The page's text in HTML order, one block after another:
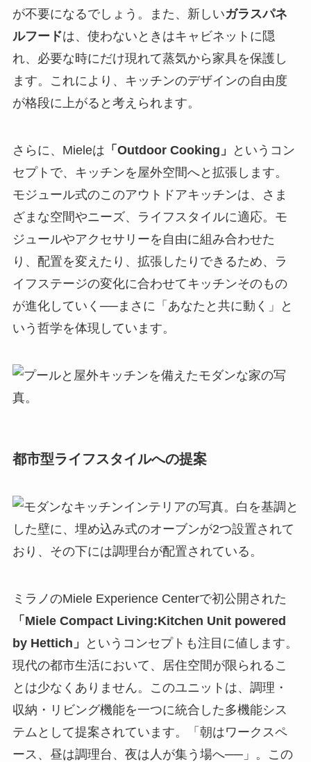
が不要になるでしょう。また、新しいガラスパネ
ルフードは、使わないときはキャビネットに隠
れ、必要な時にだけ現れて蒸気から家具を保護し
ます。これにより、キッチンのデザインの自由度
が格段に上がると考えられます。
さらに、Mieleは 「Outdoor Cooking」
というコン
セプトで、キッチンを屋外空間へと拡張します。
モジュール式のこのアウトドアキッチンは、さま
ざまな空間やニーズ、ライフスタイルに適応。モ
ジュールやアクセサリーを自由に組み合わせた
り、配置を変えたり、拡張したりできるため、ラ
イフステージの変化に合わせてキッチンそのもの
が進化していく──まさに「あなたと共に動く」と
いう哲学を体現しています。
都市型ライフスタイルへの提案
ミラノのMiele Experience Centerで初公開された
「Miele Compact Living:Kitchen Unit powered
by Hettich」
というコンセプトも注目に値します。
現代の都市生活において、居住空間が限られるこ
とは少なくありません。このユニットは、調理・
収納・リビング機能を一つに統合した多機能シス
テムとして提案されています。「朝はワークスペ
ース、昼は調理台、夜は人が集う場へ──」。この